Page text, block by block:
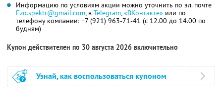
Информацию по условиям акции можно уточнить по эл. почте
Ezo.spektr@gmail.com, в Telegram,«ВКонтакте» или по
телефону компании: +7 (921) 963-71-41 (с 12.00 до 14.00 по
будням)
Купон действителен по 30 августа 2026 включительно
Узнай, как воспользоваться купоном